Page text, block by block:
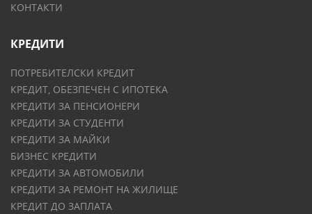
КОНТАКТИ
КРЕДИТИ
ПОТРЕБИТЕЛСКИ КРЕДИТ
КРЕДИТ, ОБЕЗПЕЧЕН С ИПОТЕКА
КРЕДИТИ ЗА ПЕНСИОНЕРИ
КРЕДИТИ ЗА СТУДЕНТИ
КРЕДИТИ ЗА МАЙКИ
БИЗНЕС КРЕДИТИ
КРЕДИТИ ЗА АВТОМОБИЛИ
КРЕДИТИ ЗА РЕМОНТ НА ЖИЛИЩЕ
КРЕДИТ ДО ЗАПЛАТА